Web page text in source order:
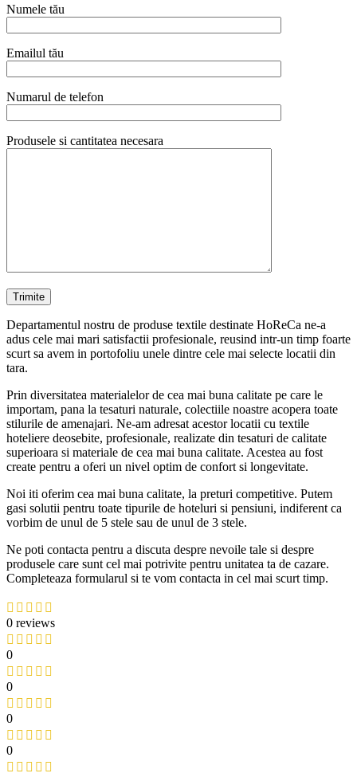
Numele tău
Emailul tău
Numarul de telefon
Produsele si cantitatea necesara
Departamentul nostru de produse textile destinate HoReCa ne-a
adus cele mai mari satisfactii profesionale, reusind intr-un timp foarte
scurt sa avem in portofoliu unele dintre cele mai selecte locatii din
tara.
Prin diversitatea materialelor de cea mai buna calitate pe care le
importam, pana la tesaturi naturale, colectiile noastre acopera toate
stilurile de amenajari. Ne-am adresat acestor locatii cu textile
hoteliere deosebite, profesionale, realizate din tesaturi de calitate
superioara si materiale de cea mai buna calitate. Acestea au fost
create pentru a oferi un nivel optim de confort si longevitate.
Noi iti oferim cea mai buna calitate, la preturi competitive. Putem
gasi solutii pentru toate tipurile de hoteluri si pensiuni, indiferent ca
vorbim de unul de 5 stele sau de unul de 3 stele.
Ne poti contacta pentru a discuta despre nevoile tale si despre
produsele care sunt cel mai potrivite pentru unitatea ta de cazare.
Completeaza formularul si te vom contacta in cel mai scurt timp.
0 reviews
0
0
0
0